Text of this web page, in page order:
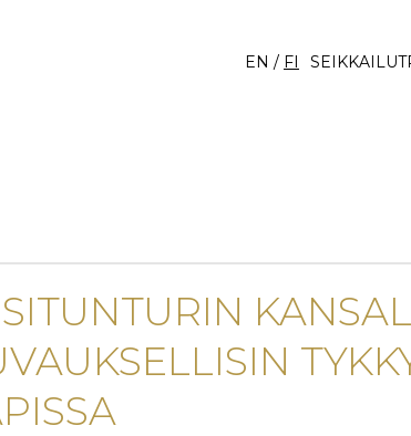
EN / FI SEIKKAILUT